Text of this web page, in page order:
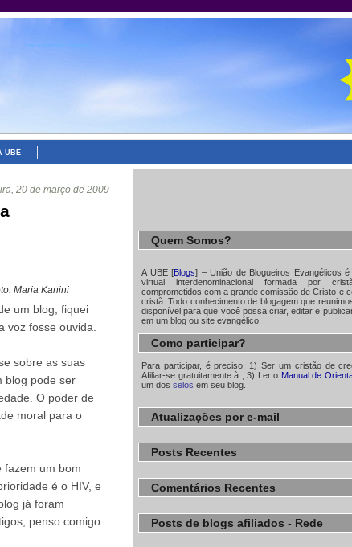
UBE
20 de março de 2009
Maria Kanini
um blog, fiquei
voz fosse ouvida.
sobre as suas
blog pode ser
O poder de
moral para o
fazem um bom
é o HIV, e
já foram
penso comigo
Quem Somos?
A UBE [Blogs] – União de Blogueiros Evangélicos é
virtual interdenominacional formada por
comprometidos com a grande comissão de Cristo e
cristã. Todo conhecimento de blogagem que
disponível para que você possa criar, editar e
em um blog ou site evangélico.
Como participar?
Para participar, é preciso: 1) Ser um cristão de
Afiliar-se gratuitamente à ; 3) Ler o Manual de
um dos selos em seu blog.
Atualizações por e-mail
Posts Recentes
Comentários Recentes
Posts de blogs afiliados - Rede